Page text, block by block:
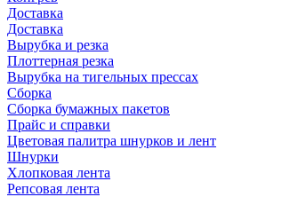
Доставка
Доставка
Вырубка и резка
Плоттерная резка
Вырубка на тигельных прессах
Сборка
Сборка бумажных пакетов
Прайс и справки
Цветовая палитра шнурков и лент
Шнурки
Хлопковая лента
Репсовая лента